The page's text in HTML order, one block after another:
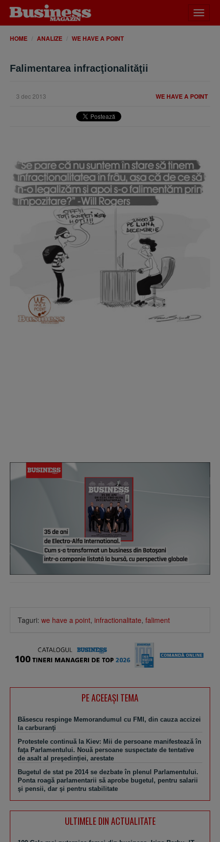
meniu
HOME ANALIZE WE HAVE A POINT
Falimentarea infracţionalităţii
WE HAVE A POINT
3 dec 2013
Taguri: we have a point, infractionalitate, faliment
PE ACEEAŞI TEMA
Băsescu respinge Memorandumul cu FMI, din cauza accizei
la carburanţi
Protestele continuă la Kiev: Mii de persoane manifestează în
faţa Parlamentului. Nouă persoane suspectate de tentative
de asalt al preşedinţiei, arestate
Bugetul de stat pe 2014 se dezbate în plenul Parlamentului.
Ponta roagă parlamentarii să aprobe bugetul, pentru salarii
şi pensii, dar şi pentru stabilitate
ULTIMELE DIN ACTUALITATE